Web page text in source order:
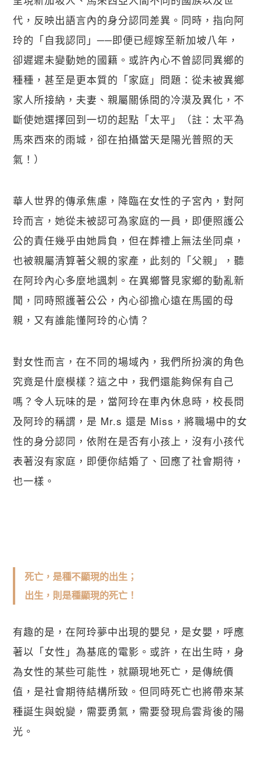
代，反映出語言內的身分認同差異。同時，指向阿
玲的「自我認同」──即便已經嫁至新加坡八年，
卻遲遲未變動她的國籍。或許內心不曾認同異鄉的
種種，甚至是更本質的「家庭」問題：從未被異鄉
家人所接納，夫妻、親屬關係間的冷漠及異化，不
斷使她選擇回到一切的起點「太平」（註：太平為
馬來西來的雨城，卻在拍攝當天是陽光普照的天
氣！）
華人世界的傳承焦慮，降臨在女性的子宮內，對阿
玲而言，她從未被認可為家庭的一員，即便照護公
公的責任幾乎由她肩負，但在葬禮上無法坐同桌，
也被親屬清算著父親的家產，此刻的「父親」，聽
在阿玲內心多麼地諷刺。在異鄉瞥見家鄉的動亂新
聞，同時照護著公公，內心卻擔心遠在馬國的母
親，又有誰能懂阿玲的心情？
對女性而言，在不同的場域內，我們所扮演的角色
究竟是什麼模樣？這之中，我們還能夠保有自己
嗎？令人玩味的是，當阿玲在車內休息時，校長問
及阿玲的稱謂，是 Mr.s 還是 Miss，將職場中的女
性的身分認同，依附在是否有小孩上，沒有小孩代
表著沒有家庭，即便你結婚了、回應了社會期待，
也一樣。
死亡，是種不顯現的出生；
出生，則是種顯現的死亡！
有趣的是，在阿玲夢中出現的嬰兒，是女嬰，呼應
著以「女性」為基底的電影。或許，在出生時，身
為女性的某些可能性，就顯現地死亡，是傳統價
值，是社會期待結構所致。但同時死亡也將帶來某
種誕生與蛻變，需要勇氣，需要發現烏雲背後的陽
光。
關閉